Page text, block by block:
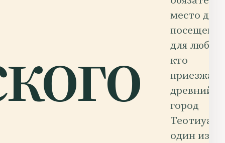
место для
посещения
для
кто
древний
город
один из